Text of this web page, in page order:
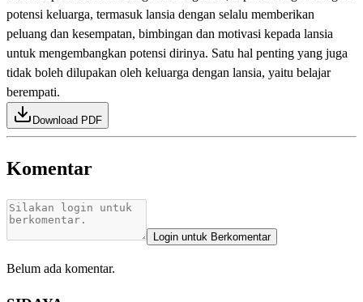
potensi keluarga, termasuk lansia dengan selalu memberikan
peluang dan kesempatan, bimbingan dan motivasi kepada lansia
untuk mengembangkan potensi dirinya. Satu hal penting yang juga
tidak boleh dilupakan oleh keluarga dengan lansia, yaitu belajar
berempati.
Download PDF
Komentar
Login untuk Berkomentar
Belum ada komentar.